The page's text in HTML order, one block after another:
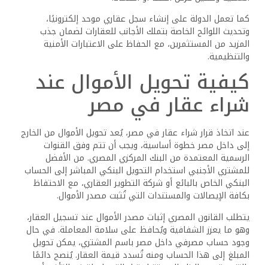
هل يمكن للأجانب الحصول
على تمويل عقاري في
مصر؟
رغم أن التمويل العقاري في مصر موجه بالأساس للمواطنين، إلا
أن هناك بعض البنوك المصرية والأجنبية التي بدأت مؤخرًا تقديم
برامج تمويل عقاري للأجانب، خاصة في ظل توسع سوق العقارات
وتوجه الدولة لجذب المستثمرين الدوليين. تعتمد الموافقة على
التمويل على عدة عوامل منها الجنسية، الإقامة، الدخل، وقيمة
الوحدة العقارية.